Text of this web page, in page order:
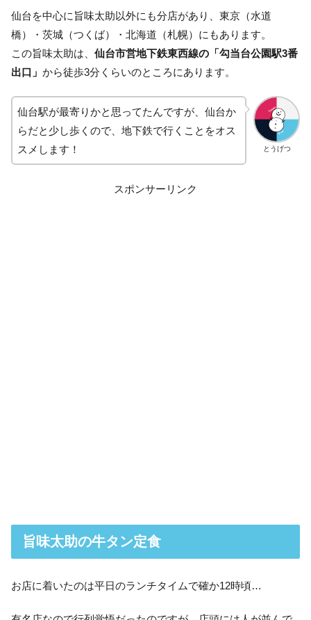
仙台を中心に旨味太助以外にも分店があり、東京（水道
橋）・茨城（つくば）・北海道（札幌）にもあります。
この旨味太助は、 仙台市営地下鉄東西線の 「勾当台公園駅3番
出口」 から徒歩3分くらいのところにあります。
とうげつ
仙台駅が最寄りかと思ってたんですが、仙台か
らだと少し歩くので、地下鉄で行くことをオス
スメします！
スポンサーリンク
旨味太助の牛タン定食
お店に着いたのは平日のランチタイムで確か12時頃…